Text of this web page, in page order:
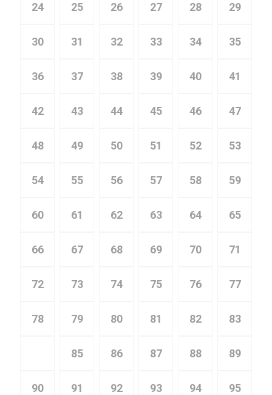
24 25 26 27 28 29
30 31 32 33 34 35
36 37 38 39 40 41
42 43 44 45 46 47
48 49 50 51 52 53
54 55 56 57 58 59
60 61 62 63 64 65
66 67 68 69 70 71
72 73 74 75 76 77
78 79 80 81 82 83
85 86 87 88 89
90 91 92 93 94 95